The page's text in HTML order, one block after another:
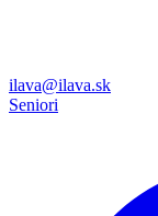
ilava@ilava.sk
Seniori